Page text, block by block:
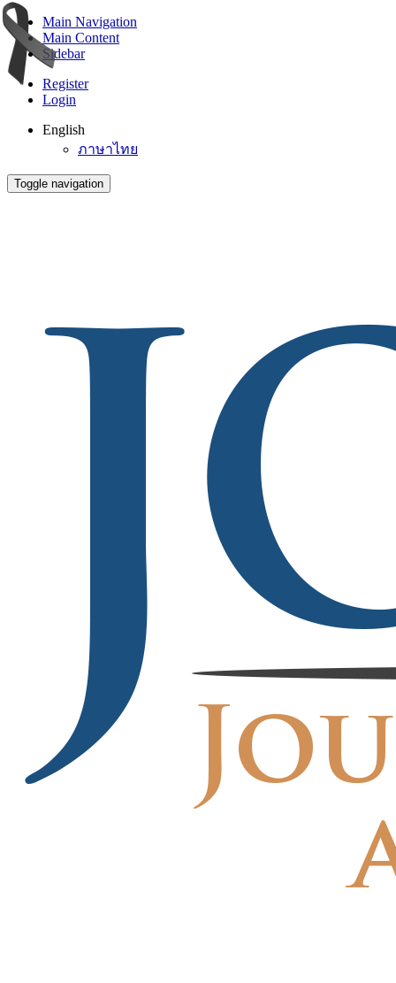
Main Navigation
Main Content
Sidebar
Register
Login
English
ภาษาไทย
Toggle navigation